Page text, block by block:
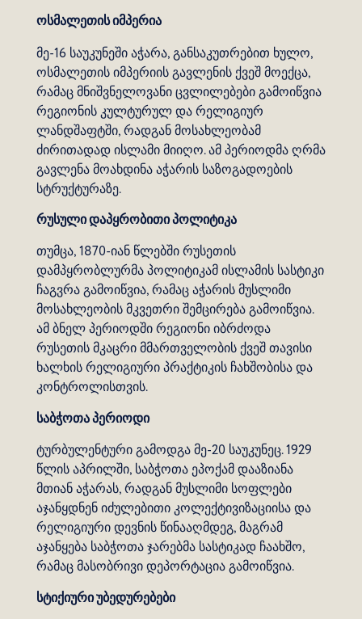
ოსმალეთის იმპერია
მე-16 საუკუნეში აჭარა, განსაკუთრებით ხულო,
ოსმალეთის იმპერიის გავლენის ქვეშ მოექცა,
რამაც მნიშვნელოვანი ცვლილებები გამოიწვია
რეგიონის კულტურულ და რელიგიურ
ლანდშაფტში, რადგან მოსახლეობამ
ძირითადად ისლამი მიიღო. ამ პერიოდმა ღრმა
გავლენა მოახდინა აჭარის საზოგადოების
სტრუქტურაზე.
რუსული დაპყრობითი პოლიტიკა
თუმცა, 1870-იან წლებში რუსეთის
დამპყრობლურმა პოლიტიკამ ისლამის სასტიკი
ჩაგვრა გამოიწვია, რამაც აჭარის მუსლიმი
მოსახლეობის მკვეთრი შემცირება გამოიწვია.
ამ ბნელ პერიოდში რეგიონი იბრძოდა
რუსეთის მკაცრი მმართველობის ქვეშ თავისი
ხალხის რელიგიური პრაქტიკის ჩახშობისა და
კონტროლისთვის.
საბჭოთა პერიოდი
ტურბულენტური გამოდგა მე-20 საუკუნეც. 1929
წლის აპრილში, საბჭოთა ეპოქამ დააზიანა
მთიან აჭარას, რადგან მუსლიმი სოფლები
აჯანყდნენ იძულებითი კოლექტივიზაციისა და
რელიგიური დევნის წინააღმდეგ, მაგრამ
აჯანყება საბჭოთა ჯარებმა სასტიკად ჩაახშო,
რამაც მასობრივი დეპორტაცია გამოიწვია.
სტიქიური უბედურებები